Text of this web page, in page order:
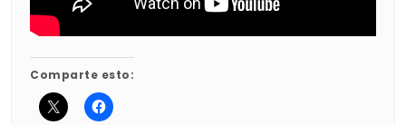
Comparte esto: